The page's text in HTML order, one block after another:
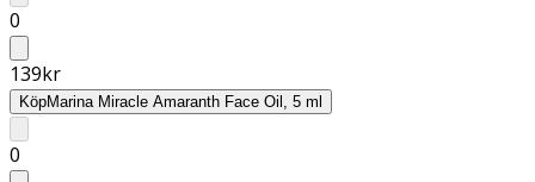
0
139kr
KöpMarina Miracle Amaranth Face Oil, 5 ml
0